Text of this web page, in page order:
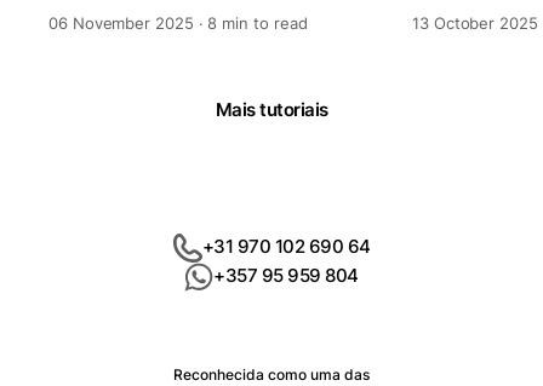
06 November 2025 · 8 min to read 13 October 2025
Mais tutoriais
+31 970 102 690 64
+357 95 959 804
Reconhecida como uma das